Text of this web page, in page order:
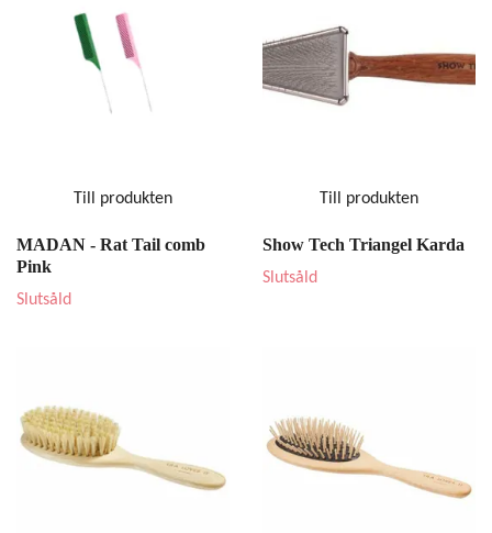
Till produkten
MADAN - Rat Tail comb
Pink
Slutsåld
Till produkten
Show Tech Triangel Karda
Slutsåld